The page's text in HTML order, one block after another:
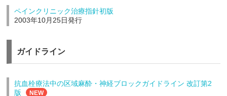
ペインクリニック治療指針初版
2003年10月25日発行
ガイドライン
抗血栓療法中の区域麻酔・神経ブロックガイドライン 改訂第2
版
NEW